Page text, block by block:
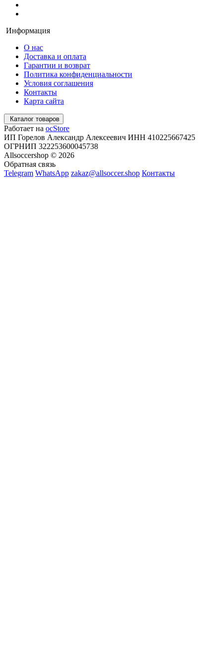
Информация
О нас
Доставка и оплата
Гарантии и возврат
Политика конфиденциальности
Условия соглашения
Контакты
Карта сайта
Каталог товаров
Работает на ocStore
ИП Горелов Александр Алексеевич ИНН 410225667425
ОГРНИП 322253600045738
Allsoccershop © 2026
Обратная связь
Telegram WhatsApp zakaz@allsoccer.shop Контакты